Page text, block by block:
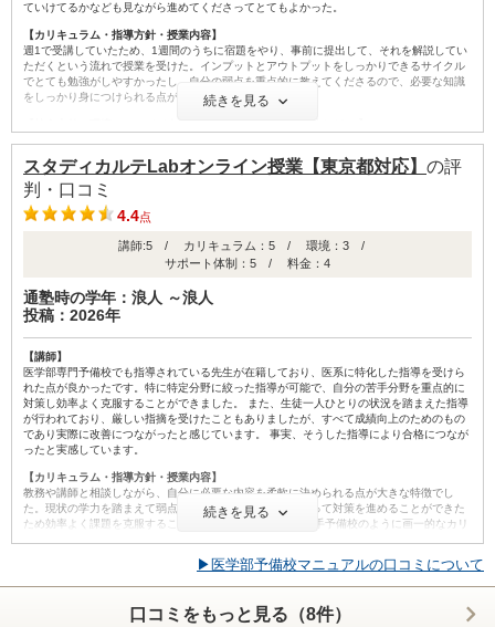
ていけてるかなども見ながら進めてくださってとてもよかった。
【カリキュラム・指導方針・授業内容】
週1で受講していたため、1週間のうちに宿題をやり、事前に提出して、それを解説してい
ただくという流れで授業を受けた。インプットとアウトプットをしっかりできるサイクル
でとても勉強がしやすかったし、自分の弱点を重点的に教えてくださるので、必要な知識
をしっかり身につけられる点がとてもよかった。
しっかり集中できるし、移動時間がなく時間を有効に使えるため、受験直前期は特にあり
がたかった。自習室などが利用できないが、私は図書館の自習スペースを利用していたた
め問題なかった。
【サポート体制】
させていただいた。模試の成績が思うように伸びない時などに勉強方法などを相談でき
て、とても心の支えだったし、医学部特有の情報を知れるのがよかった。また、面接練習
【料金】
他の医学部専門塾に比べて安いのに、プロの講師陣が揃っていて、とてもコスパがいい塾
だと感じた。学習プランナーの方のご指導にも料金はかかるが、LINEでいつでも相談に乗
ってくださるし、月1回の面談に加えて、受験直前期は受験校選びの戦略を立てる面談や面
接練習も行ってくださったのでよかった。
【良かった点（改善してほしい点） 】
先生方がとても親身になってご指導してくださり、不安なことはすぐに相談したり、自分
に必要なことを知ったりすることができて、とてもよかった。私は集団塾より個別指導塾
に入りたいと思って塾を探していて、対面の個別指導の医学部専門塾は比較的料金が高い
ため、オンライン塾を選んだが、対面と変わらない満足感を得られたと思う。
ID:3513
不適切な口コミを報告する
続きを見る
スタディカルテLabオンライン授業【東京都対応】 の評
判・口コミ
4.4点
講師:5 / カリキュラム：5 / 環境：3 /
サポート体制：5 / 料金：4
通塾時の学年：浪人 ～浪人
投稿：2026年
【講師】
医学部専門予備校でも指導されている先生が在籍しており、医系に特化した指導を受けら
れた点が良かったです。特に特定分野に絞った指導が可能で、自分の苦手分野を重点的に
対策し効率よく克服することができました。 また、生徒一人ひとりの状況を踏まえた指導
が行われており、厳しい指摘を受けたこともありましたが、すべて成績向上のためのもの
であり実際に改善につながったと感じています。 事実、そうした指導により合格につなが
ったと実感しています。
【カリキュラム・指導方針・授業内容】
教務や講師と相談しながら、自分に必要な内容を柔軟に決められる点が大きな特徴でし
た。現状の学力を踏まえて弱点を明確にし、その分野に絞って対策を進めることができた
ため効率よく課題を克服することができました。 また、大手予備校のように画一的なカリ
宅で受講するスタイルとなります。通塾の必要がないため時間を有効に使うことができ、
続きを見る
▶医学部予備校マニュアルの口コミについて
口コミをもっと見る（8件）